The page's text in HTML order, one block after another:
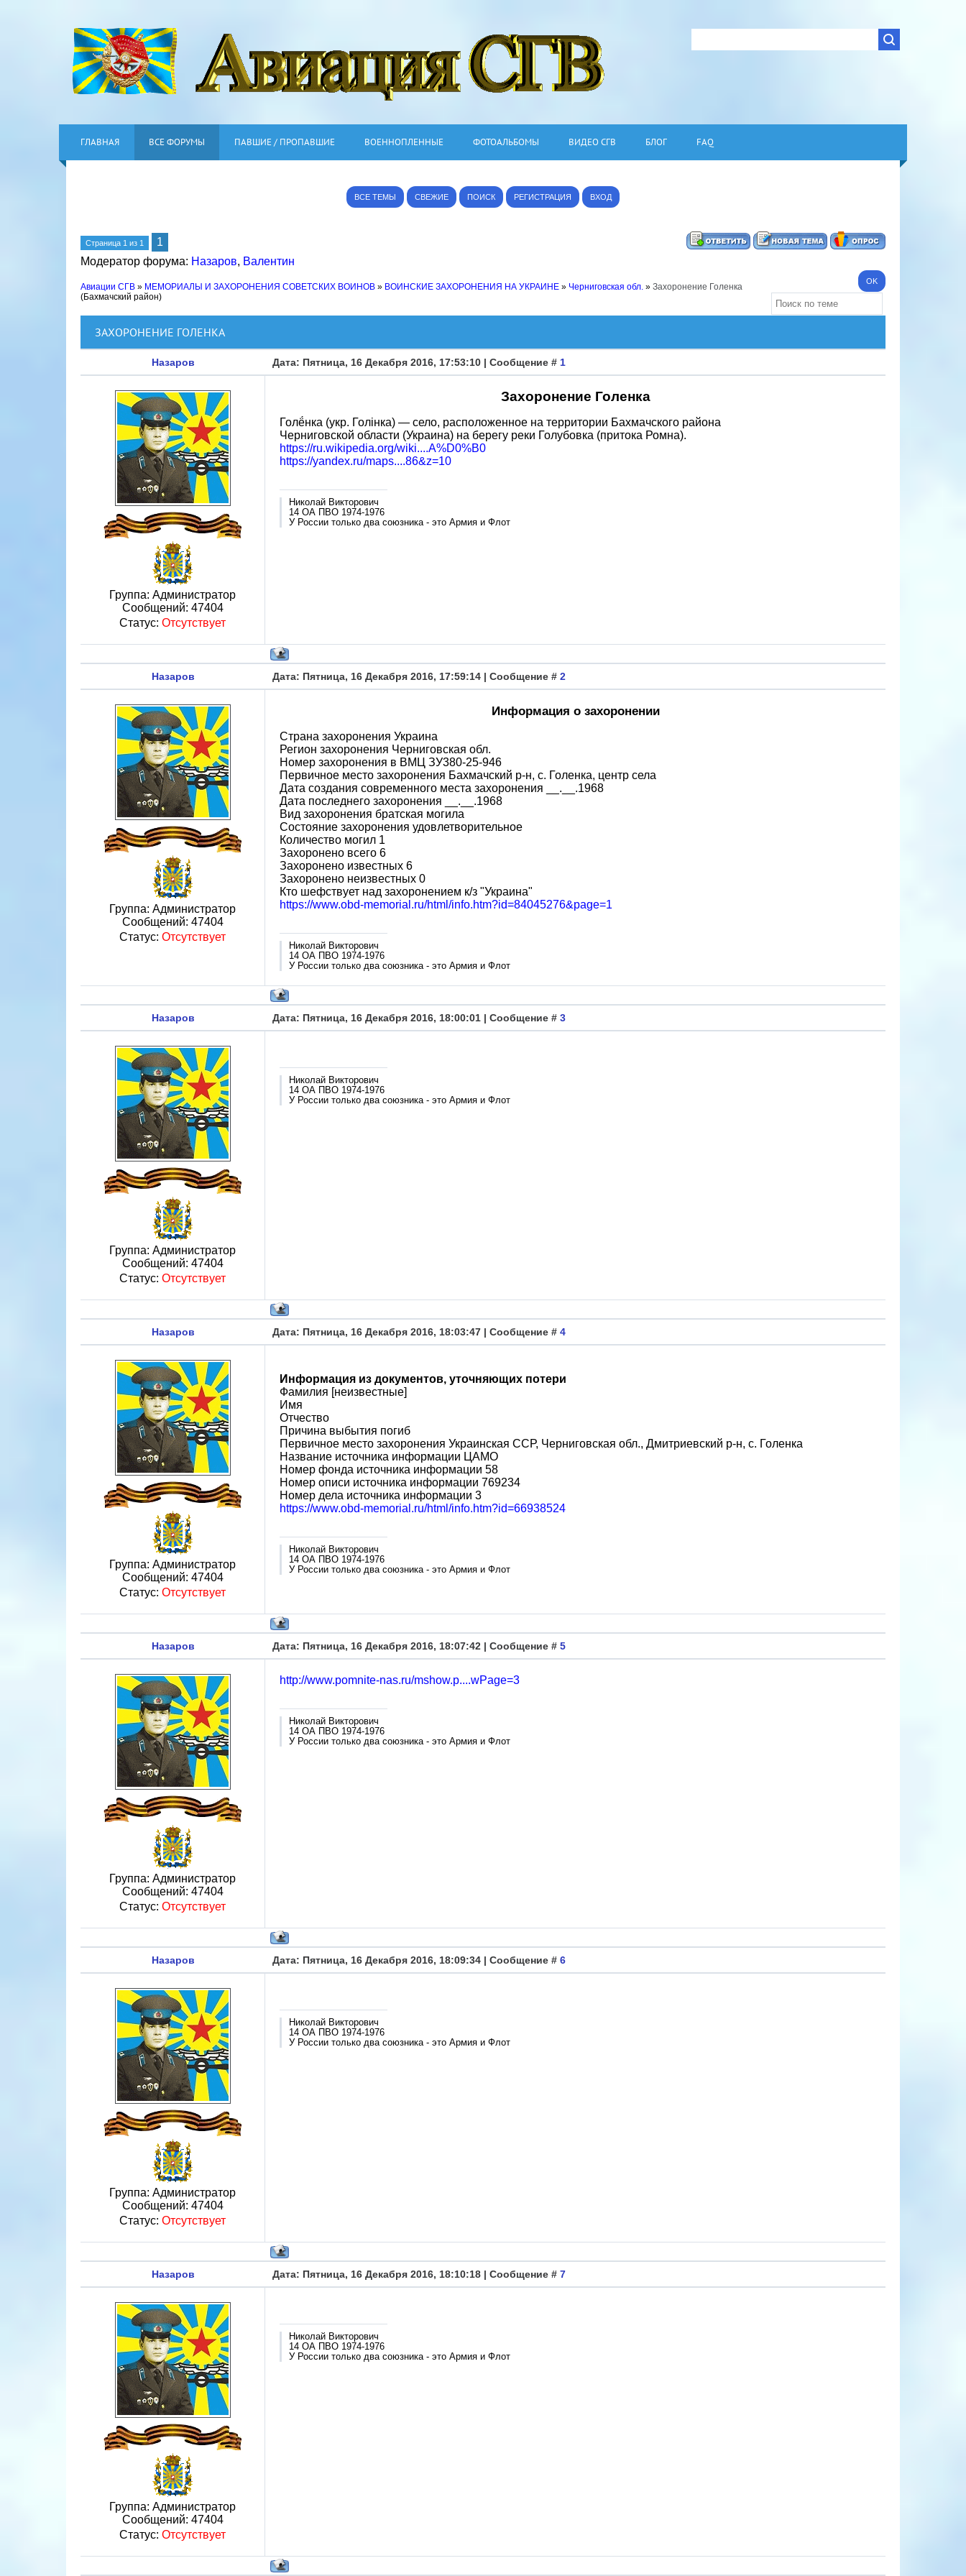
ГЛАВНАЯ ВСЕ ФОРУМЫ ПАВШИЕ / ПРОПАВШИЕ ВОЕННОПЛЕННЫЕ ФОТОАЛЬБОМЫ ВИДЕО СГВ БЛОГ FAQ
ВСЕ ТЕМЫ СВЕЖИЕ ПОИСК РЕГИСТРАЦИЯ ВХОД
Страница 1 из 1
1
Модератор форума: Назаров, Валентин
Авиации СГВ » МЕМОРИАЛЫ И ЗАХОРОНЕНИЯ СОВЕТСКИХ ВОИНОВ » ВОИНСКИЕ ЗАХОРОНЕНИЯ НА УКРАИНЕ » Черниговская обл. » Захоронение Голенка
(Бахмачский район)
ЗАХОРОНЕНИЕ ГОЛЕНКА
Назаров Дата: Пятница, 16 Декабря 2016, 17:53:10 | Сообщение # 1
Группа: Администратор
Сообщений: 47404
Статус: Отсутствует
Захоронение Голенка
Голё́нка (укр. Голінка) — село, расположенное на территории Бахмачского района
Черниговской области (Украина) на берегу реки Голубовка (притока Ромна).
https://ru.wikipedia.org/wiki....A%D0%B0
https://yandex.ru/maps....86&z=10
Николай Викторович
14 ОА ПВО 1974-1976
У России только два союзника - это Армия и Флот
Назаров Дата: Пятница, 16 Декабря 2016, 17:59:14 | Сообщение # 2
Группа: Администратор
Сообщений: 47404
Статус: Отсутствует
Информация о захоронении
Страна захоронения Украина
Регион захоронения Черниговская обл.
Номер захоронения в ВМЦ ЗУ380-25-946
Первичное место захоронения Бахмачский р-н, с. Голенка, центр села
Дата создания современного места захоронения __.__.1968
Дата последнего захоронения __.__.1968
Вид захоронения братская могила
Состояние захоронения удовлетворительное
Количество могил 1
Захоронено всего 6
Захоронено известных 6
Захоронено неизвестных 0
Кто шефствует над захоронением к/з "Украина"
https://www.obd-memorial.ru/html/info.htm?id=84045276&page=1
Николай Викторович
14 ОА ПВО 1974-1976
У России только два союзника - это Армия и Флот
Назаров Дата: Пятница, 16 Декабря 2016, 18:00:01 | Сообщение # 3
Группа: Администратор
Сообщений: 47404
Статус: Отсутствует
Николай Викторович
14 ОА ПВО 1974-1976
У России только два союзника - это Армия и Флот
Назаров Дата: Пятница, 16 Декабря 2016, 18:03:47 | Сообщение # 4
Группа: Администратор
Сообщений: 47404
Статус: Отсутствует
Информация из документов, уточняющих потери
Фамилия [неизвестные]
Имя
Отчество
Причина выбытия погиб
Первичное место захоронения Украинская ССР, Черниговская обл., Дмитриевский р-н, с. Голенка
Название источника информации ЦАМО
Номер фонда источника информации 58
Номер описи источника информации 769234
Номер дела источника информации 3
https://www.obd-memorial.ru/html/info.htm?id=66938524
Николай Викторович
14 ОА ПВО 1974-1976
У России только два союзника - это Армия и Флот
Назаров Дата: Пятница, 16 Декабря 2016, 18:07:42 | Сообщение # 5
Группа: Администратор
Сообщений: 47404
Статус: Отсутствует
http://www.pomnite-nas.ru/mshow.p....wPage=3
Николай Викторович
14 ОА ПВО 1974-1976
У России только два союзника - это Армия и Флот
Назаров Дата: Пятница, 16 Декабря 2016, 18:09:34 | Сообщение # 6
Группа: Администратор
Сообщений: 47404
Статус: Отсутствует
Николай Викторович
14 ОА ПВО 1974-1976
У России только два союзника - это Армия и Флот
Назаров Дата: Пятница, 16 Декабря 2016, 18:10:18 | Сообщение # 7
Группа: Администратор
Сообщений: 47404
Статус: Отсутствует
Николай Викторович
14 ОА ПВО 1974-1976
У России только два союзника - это Армия и Флот